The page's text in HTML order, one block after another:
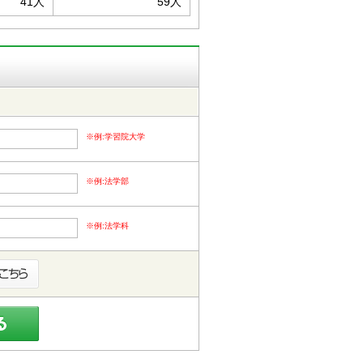
※例:学習院大学
※例:法学部
※例:法学科